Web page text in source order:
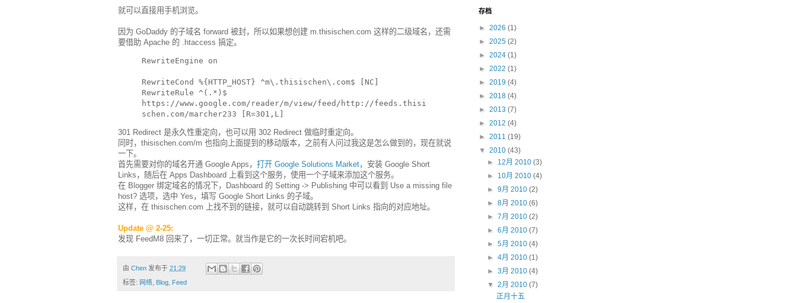
就可以直接用手机浏览。
因为 GoDaddy 的子域名 forward 被封，所以如果想创建 m.thisischen.com 这样的二级域名，还需
要借助 Apache 的 .htaccess 搞定。
RewriteEngine on
RewriteCond %{HTTP_HOST} ^m\.thisischen\.com$ [NC]
RewriteRule ^(.*)$
https://www.google.com/reader/m/view/feed/http://feeds.thisi
schen.com/marcher233 [R=301,L]
301 Redirect 是永久性重定向，也可以用 302 Redirect 做临时重定向。
同时，thisischen.com/m 也指向上面提到的移动版本，之前有人问过我这是怎么做到的，现在就说
一下。
首先需要对你的域名开通 Google Apps， 打开 Google Solutions Market，安装 Google Short
Links，随后在 Apps Dashboard 上看到这个服务，使用一个子域来添加这个服务。
在 Blogger 绑定域名的情况下，Dashboard 的 Setting -> Publishing 中可以看到 Use a missing file
host? 选项，选中 Yes，填写 Google Short Links 的子域。
这样，在 thisischen.com 上找不到的链接，就可以自动跳转到 Short Links 指向的对应地址。
Update @ 2-25:
发现 FeedM8 回来了，一切正常。就当作是它的一次长时间宕机吧。
由 Chen 发布于 21:29
标签: 网络 Blog Feed
存档
► 2026 (1)
► 2025 (2)
► 2024 (1)
► 2022 (1)
► 2019 (4)
► 2018 (4)
► 2013 (7)
► 2012 (4)
► 2011 (19)
▼ 2010 (43)
► 12月 2010(3)
► 10月 2010(4)
►9月 2010(2)
►8月 2010(6)
►7月 2010(2)
►6月 2010(7)
►5月 2010(4)
►4月 2010(1)
►3月 2010(4)
▼2月 2010(7)
正月十五